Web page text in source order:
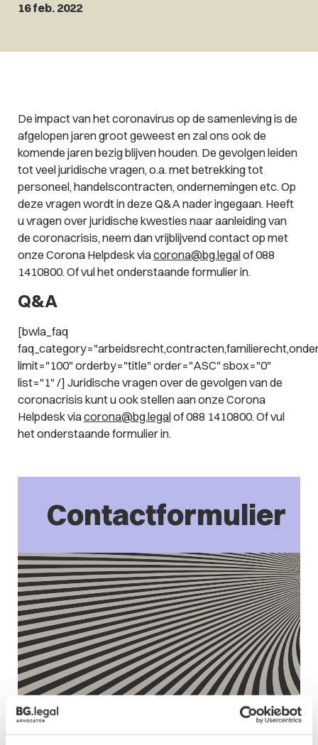
16 feb. 2022
De impact van het coronavirus op de samenleving is de
afgelopen jaren groot geweest en zal ons ook de
komende jaren bezig blijven houden. De gevolgen leiden
tot veel juridische vragen, o.a. met betrekking tot
personeel, handelscontracten, ondernemingen etc. Op
deze vragen wordt in deze Q&A nader ingegaan. Heeft
u vragen over juridische kwesties naar aanleiding van
de coronacrisis, neem dan vrijblijvend contact op met
onze Corona Helpdesk viacorona@bg.legalof 088
1410800. Of vul het onderstaande formulier in.
Q&A
[bwla_faq
limit="100" orderby="title" order="ASC" sbox="0"
list="1" /] Juridische vragen over de gevolgen van de
coronacrisis kunt u ook stellen aan onze Corona
Helpdesk viacorona@bg.legalof 088 1410800. Of vul
het onderstaande formulier in.
Contactformulier
Naam*